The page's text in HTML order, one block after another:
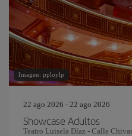
Imagen: pploylp
22 ago 2026 - 22 ago 2026
Showcase Adultos
Teatro Luisela Díaz - Calle